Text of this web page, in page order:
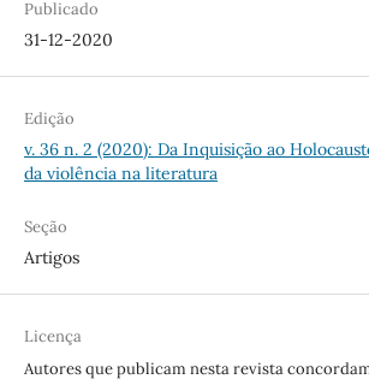
Publicado
31-12-2020
Edição
v. 36 n. 2 (2020): Da Inquisição ao
da violência na literatura
Seção
Artigos
Licença
Autores que publicam nesta revista